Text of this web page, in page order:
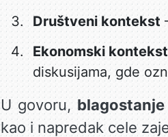
Društveni kontekst
Ekonomski kontekst
diskusijama, gde
U govoru,blagostanje
kao i napredak cele